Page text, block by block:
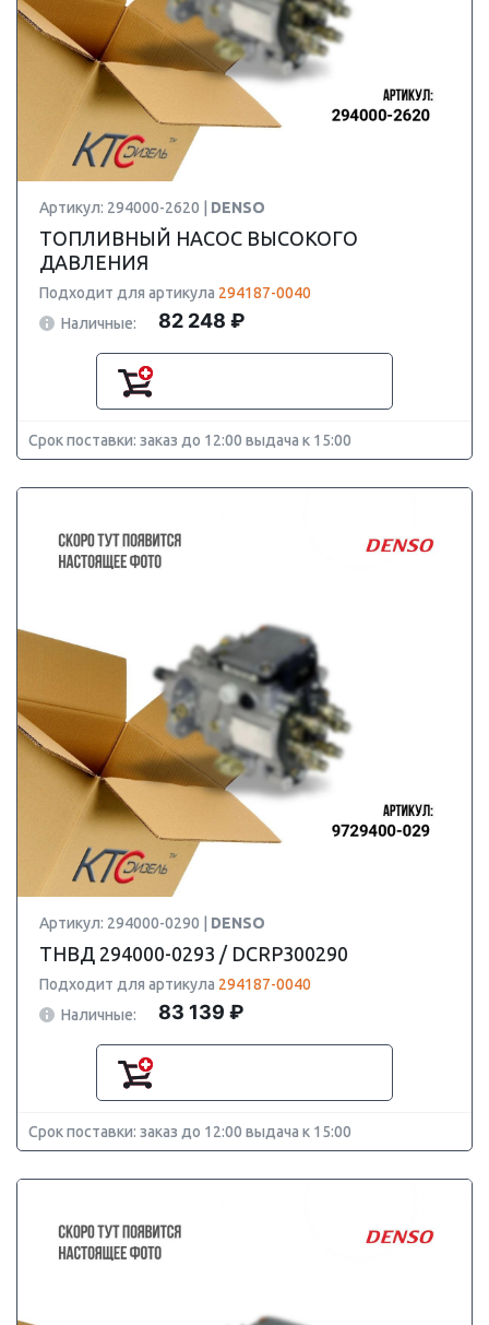
Артикул: 294000-2620 | DENSO
ТОПЛИВНЫЙ НАСОС ВЫСОКОГО
ДАВЛЕНИЯ
Подходит для артикула 294187-0040
Наличные:
82 248 ₽
Срок поставки: заказ до 12:00 выдача к 15:00
Артикул: 294000-0290 | DENSO
ТНВД 294000-0293 / DCRP300290
Подходит для артикула 294187-0040
Наличные:
83 139 ₽
Срок поставки: заказ до 12:00 выдача к 15:00